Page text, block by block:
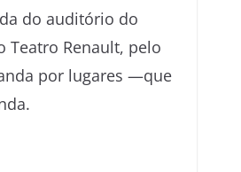
do auditório do
Teatro Renault, pelo
por lugares —que